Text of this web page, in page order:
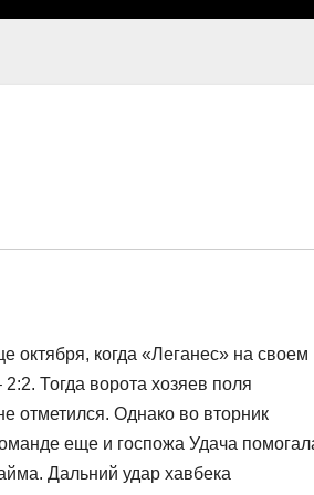
октября, когда «Леганес» на своем
Тогда ворота хозяев поля
отметился. Однако во вторник
еще и госпожа Удача
Дальний удар хавбека